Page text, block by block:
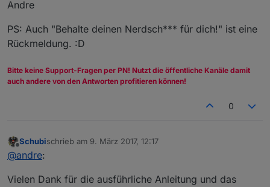
Andre
PS: Auch "Behalte deinen Nerdsch*** für dich!" ist eine
Rückmeldung. :D
Bitte keine Support-Fragen per PN! Nutzt die öffentliche Kanäle damit
auch andere von den Antworten profitieren können!
0
Offline
Schubischrieb am 9. März 2017, 12:17
zuletzt editiert von
@andre:
Vielen Dank für die ausführliche Anleitung und das